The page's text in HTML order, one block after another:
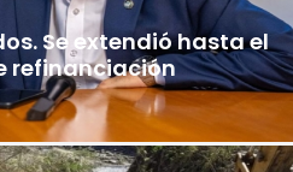
Se extendió hasta el
refinanciación